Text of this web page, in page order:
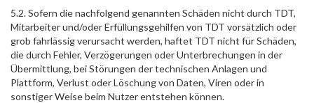
5.2. Sofern die nachfolgend genannten Schäden nicht durch TDT,
Mitarbeiter und/oder Erfüllungsgehilfen von TDT vorsätzlich oder
grob fahrlässig verursacht werden, haftet TDT nicht für Schäden,
die durch Fehler, Verzögerungen oder Unterbrechungen in der
Übermittlung, bei Störungen der technischen Anlagen und
Plattform, Verlust oder Löschung von Daten, Viren oder in
sonstiger Weise beim Nutzer entstehen können.